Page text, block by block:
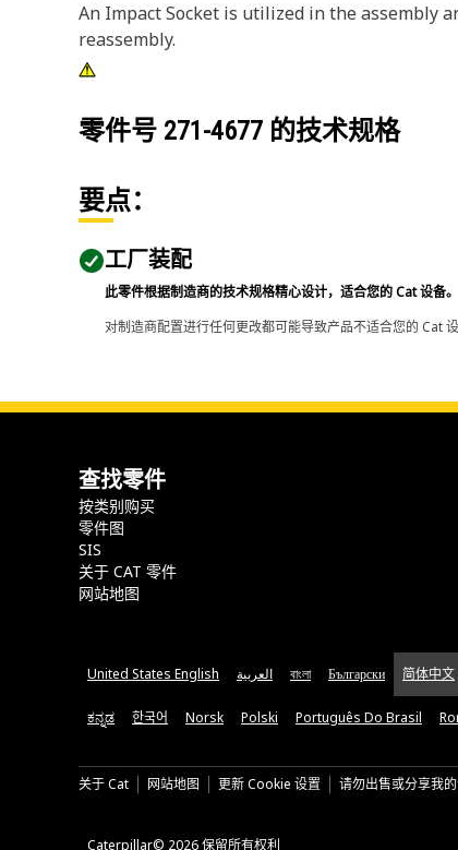
An Impact Socket is utilized in the assembly
reassembly.
零件号 271-4677 的技术规格
要点：
工厂装配
此零件根据制造商的技术规格精心设计，适合您的 Cat 设备。
对制造商配置进行任何更改都可能导致产品不适合您的 Cat
查找零件
按类别购买
零件图
SIS
关于 CAT 零件
网站地图
United States English العربية বাংলা Български 简体中文
ಕನ್ನಡ 한국어 Norsk Polski Português Do Brasil
关于 Cat 网站地图 更新 Cookie 设置 请勿出售或分享我
Caterpillar© 2026 保留所有权利